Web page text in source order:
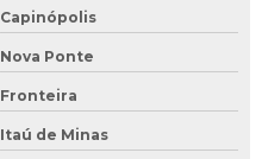
Capinópolis
Nova Ponte
Fronteira
Itaú de Minas